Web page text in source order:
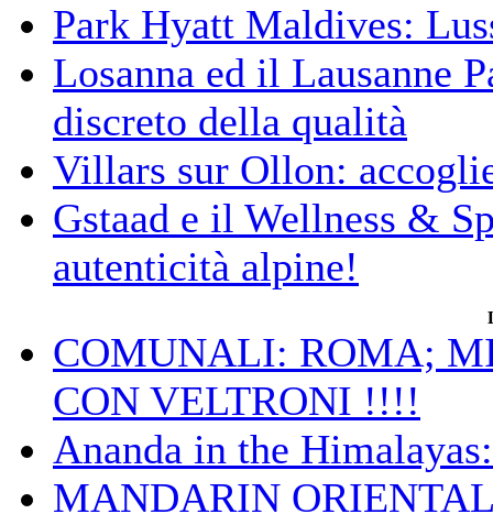
Park Hyatt Maldives:
Losanna ed il Lausanne
discreto della qualità
Villars sur Ollon:
Gstaad e il Wellness &
autenticità alpine!
COMUNALI: ROMA;
CON VELTRONI !!!!
Ananda in the
MANDARIN